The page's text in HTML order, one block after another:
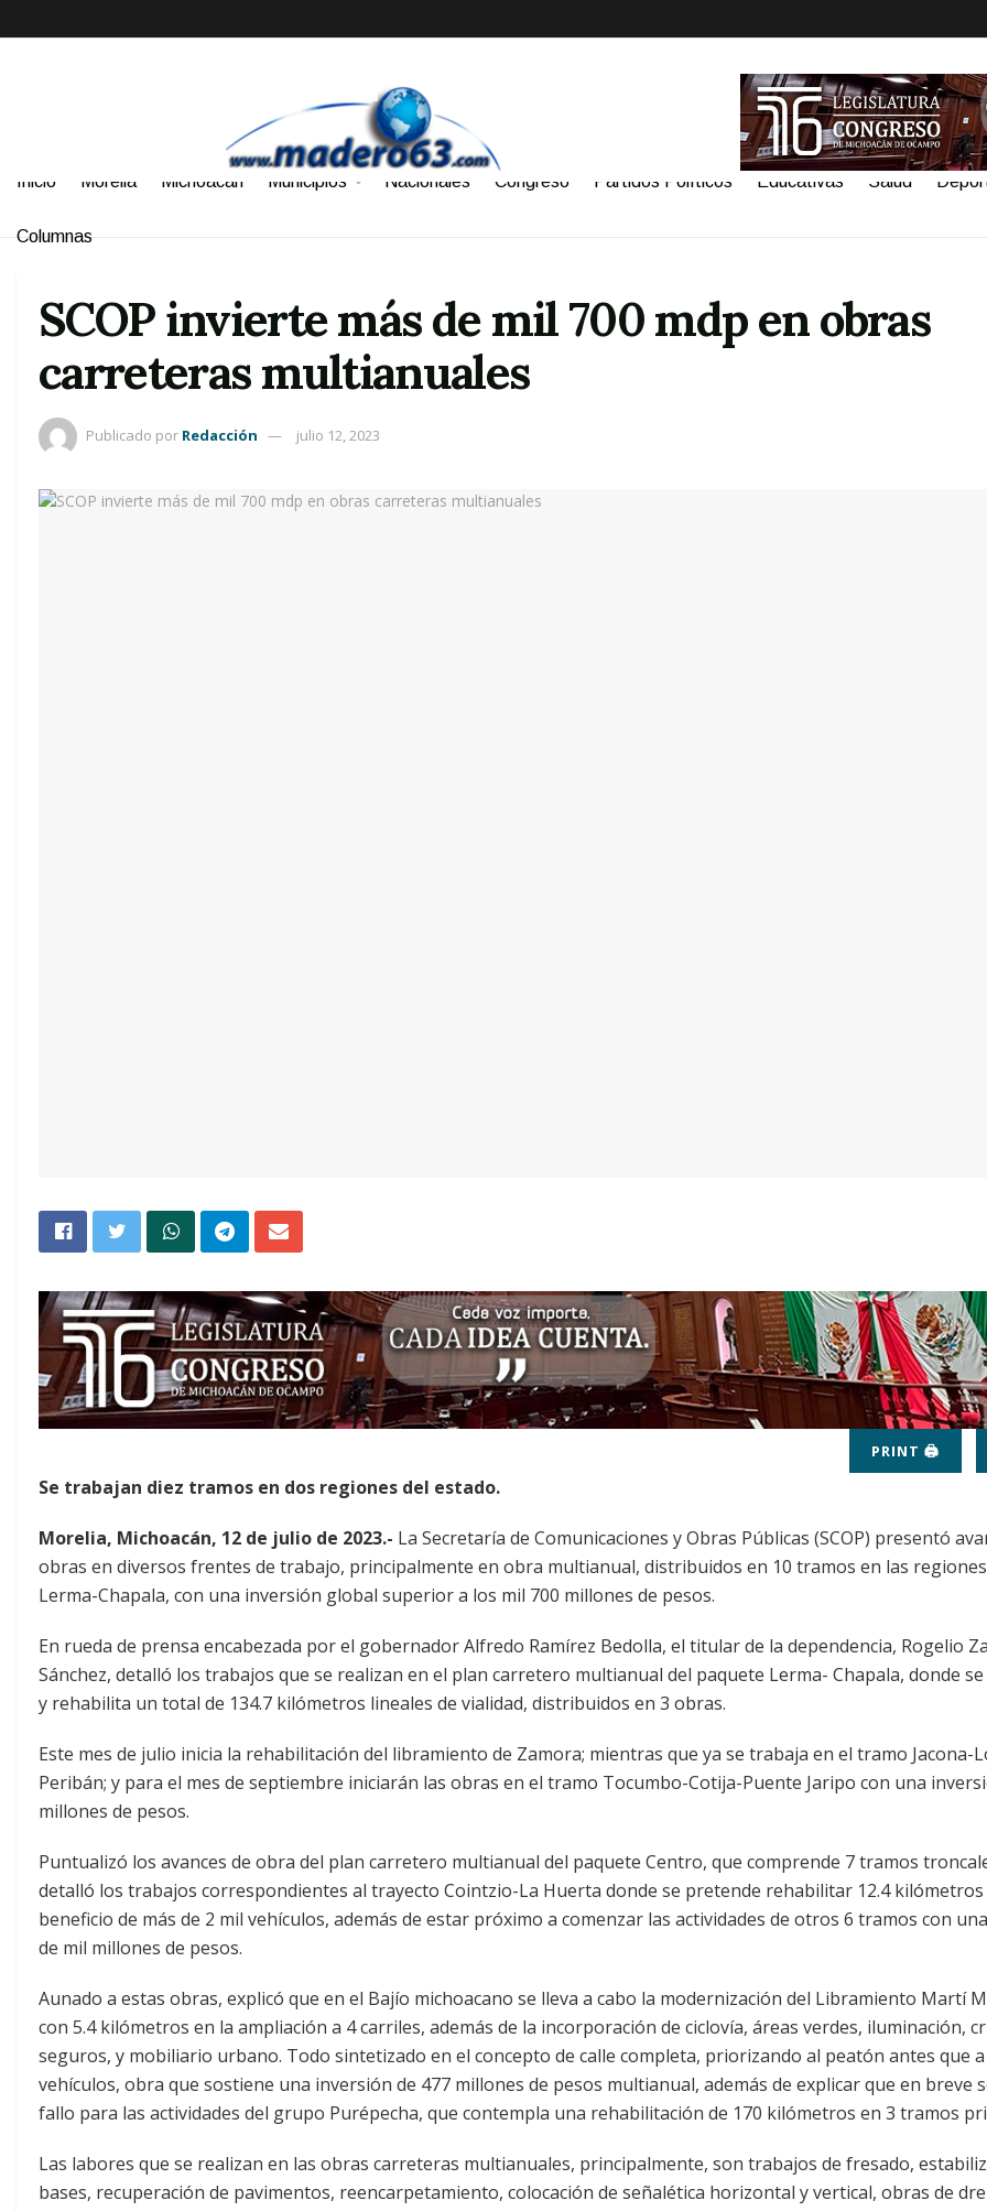
Inicio Morelia Michoacán Municipios Nacionales Congreso Partidos Políticos Educativas Salud
Columnas
SCOP invierte más de mil 700 mdp en obras
carreteras multianuales
Publicado por Redacción julio 12, 2023
PRINT 🖨
Se trabajan diez tramos en dos regiones del estado.
Morelia, Michoacán, 12 de julio de 2023.- La Secretaría de Comunicaciones y Obras Públicas (SCOP) presentó
obras en diversos frentes de trabajo, principalmente en obra multianual, distribuidos en 10 tramos en las
Lerma-Chapala, con una inversión global superior a los mil 700 millones de pesos.
En rueda de prensa encabezada por el gobernador Alfredo Ramírez Bedolla, el titular de la dependencia, Rogelio
Sánchez, detalló los trabajos que se realizan en el plan carretero multianual del paquete Lerma- Chapala, donde
y rehabilita un total de 134.7 kilómetros lineales de vialidad, distribuidos en 3 obras.
Este mes de julio inicia la rehabilitación del libramiento de Zamora; mientras que ya se trabaja en el tramo Jacona-
Peribán; y para el mes de septiembre iniciarán las obras en el tramo Tocumbo-Cotija-Puente Jaripo con una
millones de pesos.
Puntualizó los avances de obra del plan carretero multianual del paquete Centro, que comprende 7 tramos
detalló los trabajos correspondientes al trayecto Cointzio-La Huerta donde se pretende rehabilitar 12.4
beneficio de más de 2 mil vehículos, además de estar próximo a comenzar las actividades de otros 6 tramos con
de mil millones de pesos.
Aunado a estas obras, explicó que en el Bajío michoacano se lleva a cabo la modernización del Libramiento Martí
con 5.4 kilómetros en la ampliación a 4 carriles, además de la incorporación de ciclovía, áreas verdes, iluminación,
seguros, y mobiliario urbano. Todo sintetizado en el concepto de calle completa, priorizando al peatón antes que
vehículos, obra que sostiene una inversión de 477 millones de pesos multianual, además de explicar que en breve
fallo para las actividades del grupo Purépecha, que contempla una rehabilitación de 170 kilómetros en 3 tramos
Las labores que se realizan en las obras carreteras multianuales, principalmente, son trabajos de fresado,
bases, recuperación de pavimentos, reencarpetamiento, colocación de señalética horizontal y vertical, obras de